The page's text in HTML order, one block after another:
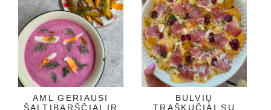
AML GERIAUSI
ŠALTIBARŠČIAI IR
BULVIŲ
TRAŠKUČIAI SU